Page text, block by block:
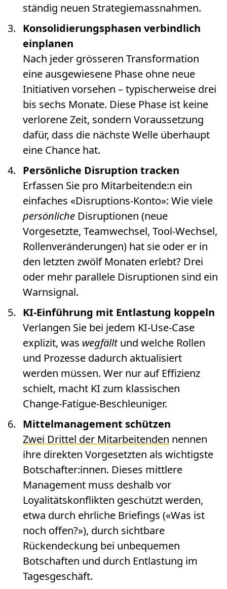
ständig neuen Strategiemassnahmen.
Konsolidierungsphasen verbindlich
einplanen
Nach jeder grösseren Transformation
eine ausgewiesene Phase ohne neue
Initiativen vorsehen – typischerweise drei
bis sechs Monate. Diese Phase ist keine
verlorene Zeit, sondern Voraussetzung
dafür, dass die nächste Welle überhaupt
eine Chance hat.
Persönliche Disruption tracken
Erfassen Sie pro Mitarbeitende:n ein
einfaches «Disruptions-Konto»: Wie viele
persönliche Disruptionen (neue
Vorgesetzte, Teamwechsel, Tool-Wechsel,
Rollenveränderungen) hat sie oder er in
den letzten zwölf Monaten erlebt? Drei
oder mehr parallele Disruptionen sind ein
Warnsignal.
KI-Einführung mit Entlastung koppeln
Verlangen Sie bei jedem KI-Use-Case
explizit, was wegfälltund welche Rollen
und Prozesse dadurch aktualisiert
werden müssen. Wer nur auf Effizienz
schielt, macht KI zum klassischen
Change-Fatigue-Beschleuniger.
Mittelmanagement schützen
Zwei Drittel der Mitarbeitenden nennen
ihre direkten Vorgesetzten als wichtigste
Botschafter:innen. Dieses mittlere
Management muss deshalb vor
Loyalitätskonflikten geschützt werden,
etwa durch ehrliche Briefings («Was ist
noch offen?»), durch sichtbare
Rückendeckung bei unbequemen
Botschaften und durch Entlastung im
Tagesgeschäft.